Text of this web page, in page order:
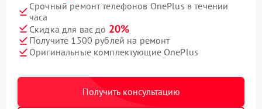
Срочный ремонт телефонов OnePlus в течении
часа
Скидка для вас до 20%
Получите 1500 рублей на ремонт
Оригинальные комплектующие OnePlus
Получить консультацию